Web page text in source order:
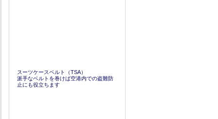
スーツケースベルト（TSA）
派手なベルトを巻けば空港内での盗難防
止にも役立ちます